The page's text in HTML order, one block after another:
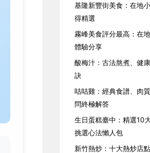
基隆新豐街美食：在地
得精選
霧峰美食評分最高：在
體驗分享
酸梅汁：古法熬煮、健
訣
咕咕雞：經典食譜、肉
問終極解答
生日蛋糕臺中：精選10
挑選心法懶人包
新竹熱炒：十大熱炒店